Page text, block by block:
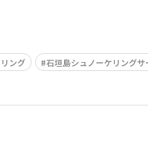
ング 石垣島シュノーケリングサ